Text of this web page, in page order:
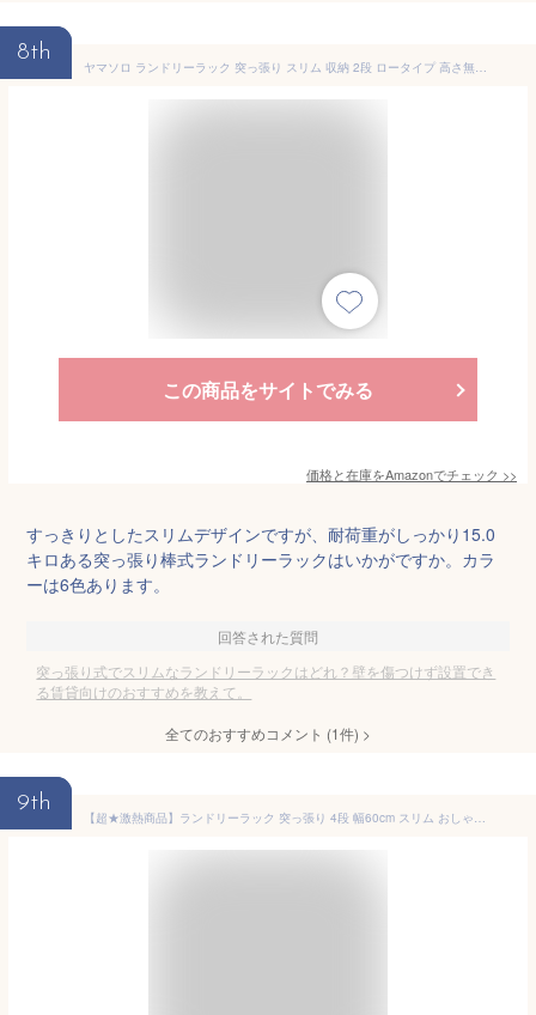
8th
ヤマソロ ランドリーラック 突っ張り スリム 収納 2段 ロータイプ 高さ無段階調節 エコー Echo 78-335(60cm幅ロータイプ, ホワイト)
この商品をサイトでみる
価格と在庫をAmazonでチェック >>
すっきりとしたスリムデザインですが、耐荷重がしっかり15.0
キロある突っ張り棒式ランドリーラックはいかがですか。カラ
ーは6色あります。
回答された質問
突っ張り式でスリムなランドリーラックはどれ？壁を傷つけず設置でき
る賃貸向けのおすすめを教えて。
全てのおすすめコメント (1件) >
9th
【超★激熱商品】ランドリーラック 突っ張り 4段 幅60cm スリム おしゃれ 木目調 アイリスオーヤマ 防水パン対応 組立簡単 工具不要 洗濯機ラック ランドリー収納 ランドリー 脱衣所 収納 棚 つっぱり ひとり暮らし 賃貸 TLR-4 *